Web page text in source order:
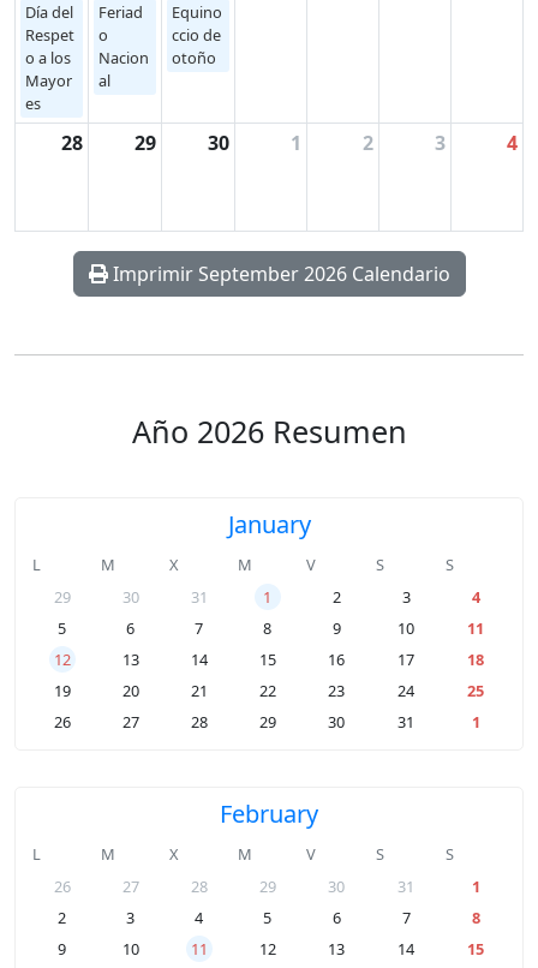
Día del
Respet
o a los
Mayor
es
Feriad
o
Nacion
al
Equino
ccio de
otoño
28 29 30 1 2 3 4
Imprimir September 2026 Calendario
Año 2026 Resumen
January
L M X M V S
S
29
30 31 1 2 3
4
5
6 7 8 9 10
11
12
13 14 15 16 17
18
19
20 21 22 23 24
25
26
27 28 29 30 31 1
February
L M X M V S
S
26
27 28 29 30 31
1
2
3 4 5 6 7
8
9
10 11 12 13 14
15